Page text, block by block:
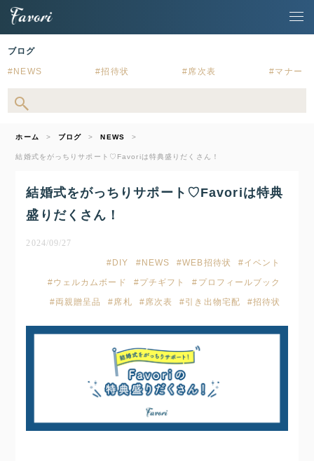
ブログ
NEWS 招待状 席次表 マナー
ホーム ブログ NEWS
結婚式をがっちりサポート♡Favoriは特典盛りだくさん！
結婚式をがっちりサポート♡Favoriは特典
盛りだくさん！
2024/09/27
DIY
NEWS WEB招待状
イベント
ウェルカムボード
プチギフト
プロフィールブック
両親贈呈品
席札 席次表 引き出物宅配 招待状